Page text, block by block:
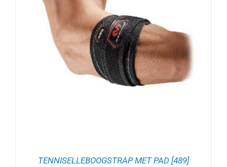
TENNISELLEBOOGSTRAP MET PAD [489]